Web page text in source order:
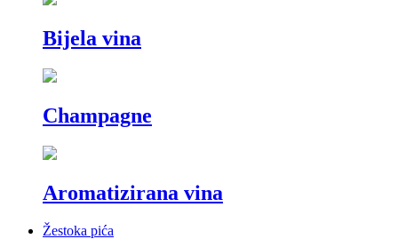
Bijela vina
Champagne
Aromatizirana vina
Žestoka pića